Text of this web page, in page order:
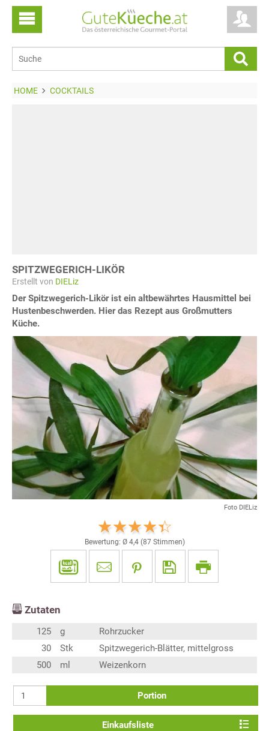
HOME COCKTAILS
SPITZWEGERICH-LIKÖR
Erstellt von DIELiz
Der Spitzwegerich-Likör ist ein altbewährtes Hausmittel bei
Hustenbeschwerden. Hier das Rezept aus Großmutters
Küche.
Foto DIELiz
Bewertung: Ø 4,4(87Stimmen)
Zutaten
125 g
Rohrzucker
30
Stk
Spitzwegerich-Blätter, mittelgross
500
ml Weizenkorn
Portion
Einkaufsliste